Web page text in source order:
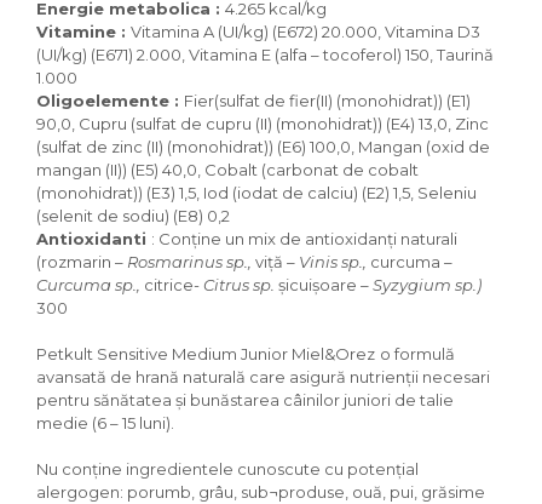
Igiena Iazuri
Conditioner apa iaz
Hrana pesti iazuri
Teste apa iaz
Filtre iaz
Pompe iaz
Incalzitor Iaz
Accesorii iaz
Cai
Toaletare cai
Casti echitatie
Energie metabolica : 4.265 kcal/kg
Vitamine : Vitamina A (UI/kg) (E672) 20.000, Vitamina D3
(UI/kg) (E671) 2.000, Vitamina E (alfa – tocoferol) 150, Taurină
1.000
Oligoelemente : Fier(sulfat de fier(II) (monohidrat)) (E1)
90,0, Cupru (sulfat de cupru (II) (monohidrat)) (E4) 13,0, Zinc
(sulfat de zinc (II) (monohidrat)) (E6) 100,0, Mangan (oxid de
mangan (II)) (E5) 40,0, Cobalt (carbonat de cobalt
(monohidrat)) (E3) 1,5, Iod (iodat de calciu) (E2) 1,5, Seleniu
(selenit de sodiu) (E8) 0,2
Antioxidanti : Conţine un mix de antioxidanţi naturali
(rozmarin – Rosmarinus sp., viţă – Vinis sp., curcuma –
Curcuma sp., citrice- Citrus sp. şicuişoare – Syzygium sp.)
300
Petkult Sensitive Medium Junior Miel&Orez o formulă
avansată de hrană naturală care asigură nutrienţii necesari
pentru sănătatea şi bunăstarea câinilor juniori de talie
medie (6 – 15 luni).
Nu conţine ingredientele cunoscute cu potenţial
alergogen: porumb, grâu, sub¬produse, ouă, pui, grăsime